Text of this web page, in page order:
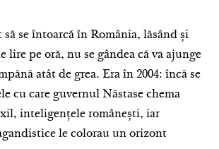
să se întoarcă în România, lăsând și
lire pe oră, nu se gândea că va ajunge
atât de grea. Era în 2004: încă se
cu care guvernul Năstase chema
inteligențele românești, iar
le colorau un orizont